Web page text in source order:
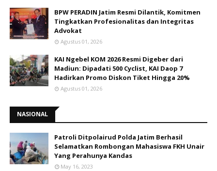
BPW PERADIN Jatim Resmi Dilantik, Komitmen
Tingkatkan Profesionalitas dan Integritas
Advokat
Agustus 01, 2026
KAI Ngebel KOM 2026 Resmi Digeber dari
Madiun: Dipadati 500 Cyclist, KAI Daop 7
Hadirkan Promo Diskon Tiket Hingga 20%
Agustus 01, 2026
NASIONAL
Patroli Ditpolairud Polda Jatim Berhasil
Selamatkan Rombongan Mahasiswa FKH Unair
Yang Perahunya Kandas
May 16, 2023